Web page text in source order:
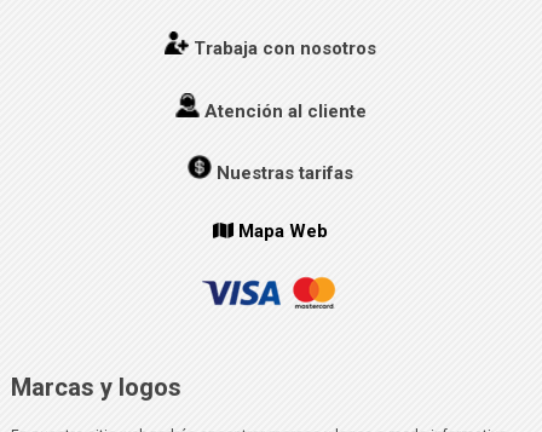
Trabaja con nosotros
Atención al cliente
Nuestras tarifas
Mapa Web
Marcas y logos